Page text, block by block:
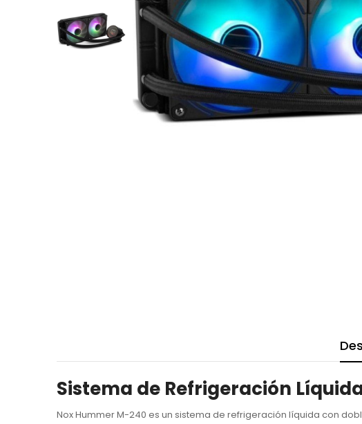
Sistema de Refrigeración
Nox Hummer M-240 es un sistema de refrigeración líquida con